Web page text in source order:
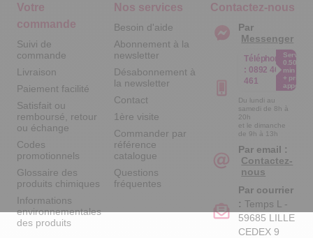
Votre
commande
Suivi de
commande
Livraison
Paiement facilité
Satisfait ou
remboursé, retour
ou échange
Codes
promotionnels
Glossaire des
produits chimiques
Informations
environnementales
des produits
Nos services
Besoin d'aide
Abonnement à la
newsletter
Désabonnement à
la newsletter
Contact
1ère visite
Commander par
référence
catalogue
Questions
fréquentes
Contactez-nous
Par
Messenger
Téléphone
: 0892 461
461
Service
0.50€ /
min
+ prix
appel
Du lundi au
samedi de 8h à
20h
et le dimanche
de 9h à 13h
Par email :
Contactez-
nous
Par courrier
: Temps L -
59685 LILLE
CEDEX 9